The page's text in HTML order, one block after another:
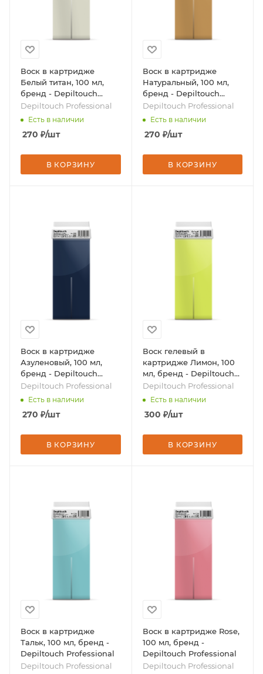
Воск в картридже
Белый титан, 100 мл,
бренд - Depiltouch
Professional
Depiltouch Professional
Есть в наличии
270 ₽/шт
В КОРЗИНУ
Воск в картридже
Натуральный, 100 мл,
бренд - Depiltouch
Professional
Depiltouch Professional
Есть в наличии
270 ₽/шт
В КОРЗИНУ
Воск в картридже
Азуленовый, 100 мл,
бренд - Depiltouch
Professional
Depiltouch Professional
Есть в наличии
270 ₽/шт
В КОРЗИНУ
Воск гелевый в
картридже Лимон, 100
мл, бренд - Depiltouch
Professional
Depiltouch Professional
Есть в наличии
300 ₽/шт
В КОРЗИНУ
Воск в картридже
Тальк, 100 мл, бренд -
Depiltouch Professional
Depiltouch Professional
Воск в картридже Rose,
100 мл, бренд -
Depiltouch Professional
Depiltouch Professional